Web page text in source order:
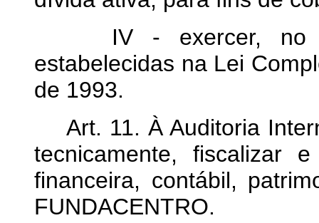
IV - exercer, no
estabelecidas na Lei
de 1993.
Art. 11. À Auditoria
tecnicamente, fiscalizar
financeira, contábil,
FUNDACENTRO.